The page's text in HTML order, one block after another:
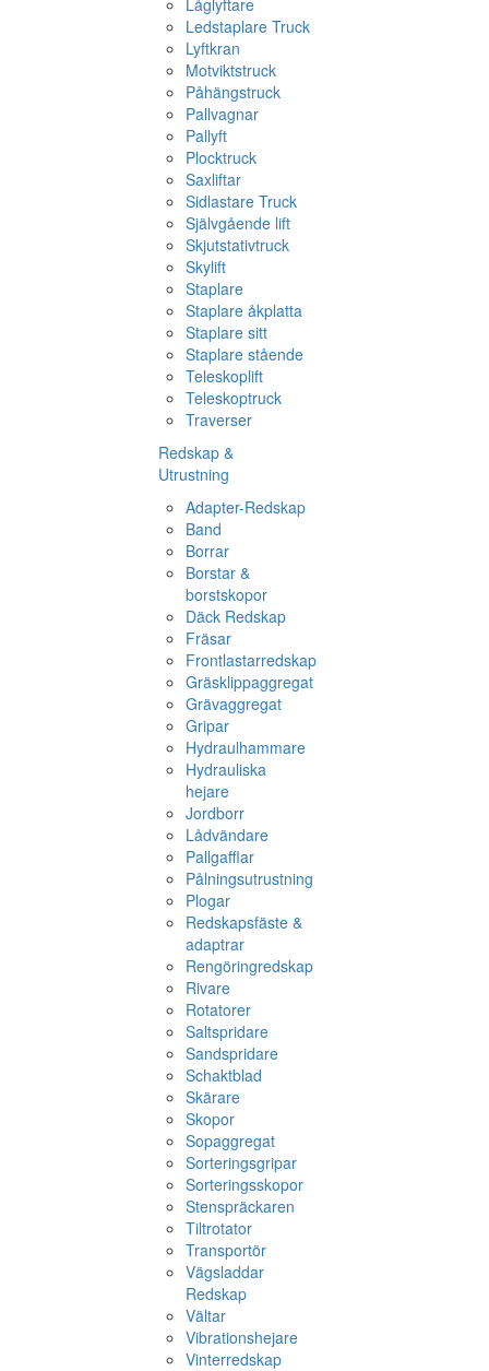
Låglyftare
Ledstaplare Truck
Lyftkran
Motviktstruck
Påhängstruck
Pallvagnar
Pallyft
Plocktruck
Saxliftar
Sidlastare Truck
Självgående lift
Skjutstativtruck
Skylift
Staplare
Staplare åkplatta
Staplare sitt
Staplare stående
Teleskoplift
Teleskoptruck
Traverser
Redskap &
Utrustning
Adapter-Redskap
Band
Borrar
Borstar &
borstskopor
Däck Redskap
Fräsar
Frontlastarredskap
Gräsklippaggregat
Grävaggregat
Gripar
Hydraulhammare
Hydrauliska
hejare
Jordborr
Lådvändare
Pallgafflar
Pålningsutrustning
Plogar
Redskapsfäste &
adaptrar
Rengöringredskap
Rivare
Rotatorer
Saltspridare
Sandspridare
Schaktblad
Skärare
Skopor
Sopaggregat
Sorteringsgripar
Sorteringsskopor
Stenspräckaren
Tiltrotator
Transportör
Vägsladdar
Redskap
Vältar
Vibrationshejare
Vinterredskap